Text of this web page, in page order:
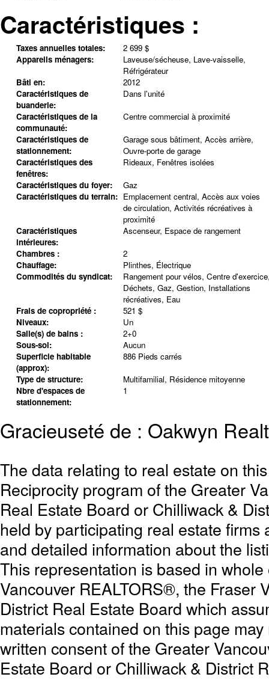
Caractéristiques :
Taxes annuelles totales:
2 699 $
Appareils ménagers:
Laveuse/sécheuse, Lave-vaisselle,
Réfrigérateur
Bâti en:
2012
Caractéristiques de
buanderie:
Dans l'unité
Caractéristiques de la
communauté:
Centre commercial à proximité
Caractéristiques de
stationnement:
Garage sous bâtiment, Accès arrière,
Ouvre-porte de garage
Caractéristiques des
fenêtres:
Rideaux, Fenêtres isolées
Caractéristiques du foyer:
Gaz
Caractéristiques du terrain: Emplacement central, Accès aux voies
de circulation, Activités récréatives à
proximité
Caractéristiques
intérieures:
Ascenseur, Espace de rangement
Chambres :
2
Chauffage:
Plinthes, Électrique
Commodités du syndicat:
Rangement pour vélos, Centre
Déchets, Gaz, Gestion, Installations
récréatives, Eau
Frais de copropriété :
521 $
Niveaux:
Un
Salle(s) de bains :
2+0
Sous-sol:
Aucun
Superficie habitable
(approx):
886 Pieds carrés
Type de structure:
Multifamilial, Résidence mitoyenne
Nbre d'espaces de
stationnement:
1
Gracieuseté de : Oakwyn
The data relating to real estate on
Reciprocity program of the Greater
Real Estate Board or Chilliwack &
held by participating real estate
and detailed information about the
This representation is based in
Vancouver REALTORS®, the Fraser
District Real Estate Board which
materials contained on this page
written consent of the Greater
Estate Board or Chilliwack & District